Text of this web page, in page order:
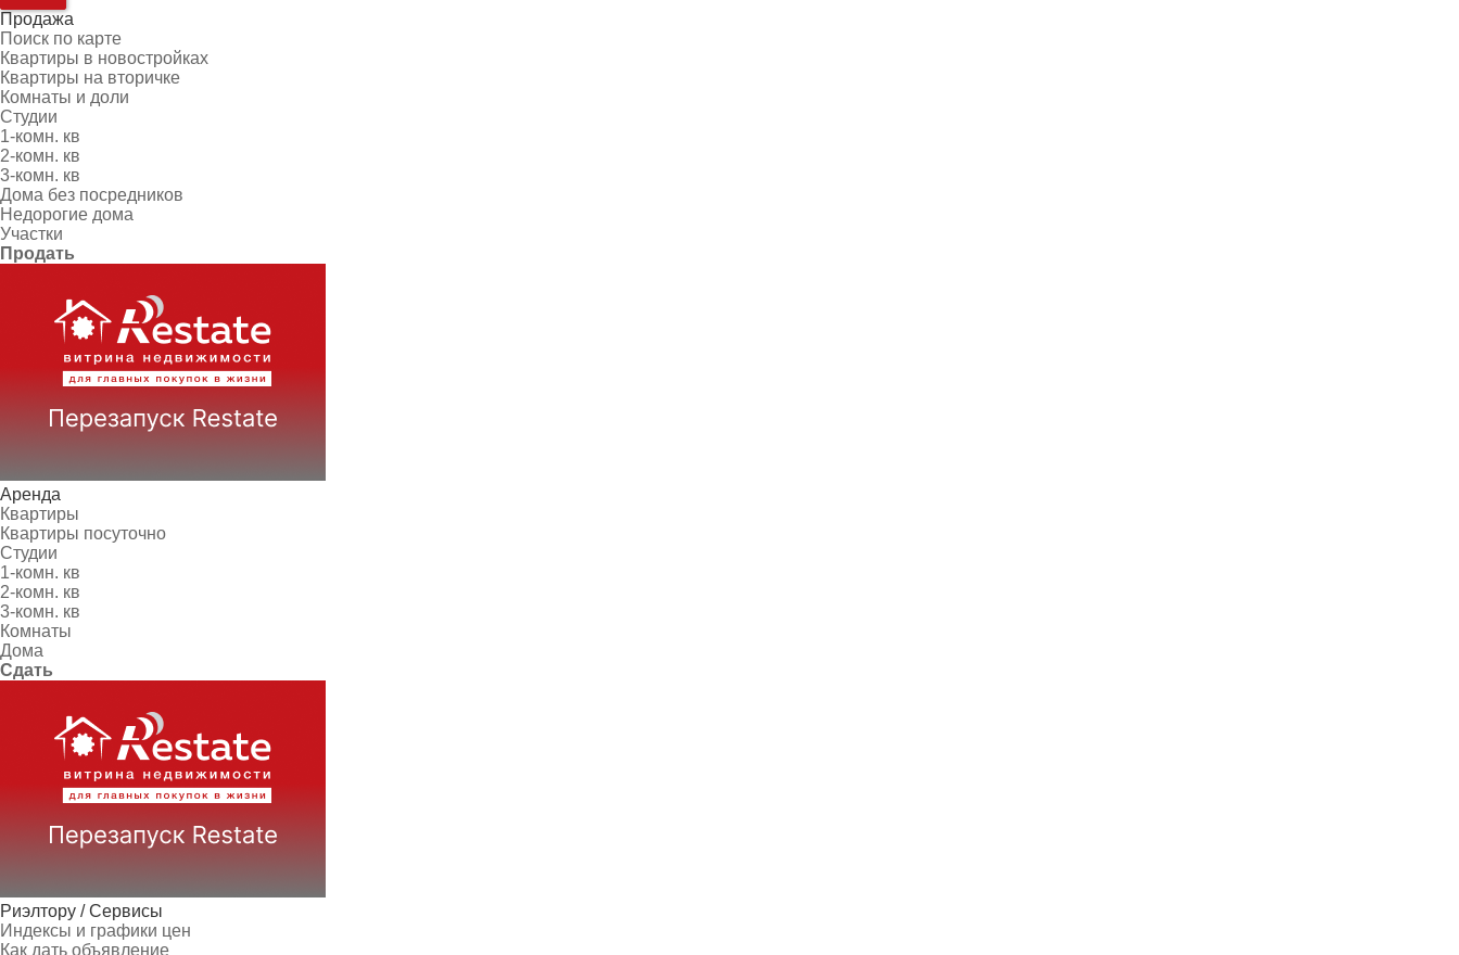
Продажа
Поиск по карте
Квартиры в новостройках
Квартиры на вторичке
Комнаты и доли
Студии
1-комн. кв
2-комн. кв
3-комн. кв
Дома без посредников
Недорогие дома
Участки
Продать
Аренда
Квартиры
Квартиры посуточно
Студии
1-комн. кв
2-комн. кв
3-комн. кв
Комнаты
Дома
Сдать
Риэлтору / Сервисы
Индексы и графики цен
Как дать объявление